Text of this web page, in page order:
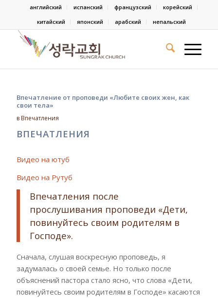
английский испанский французский
корейский
китайский
японский арабский непальский
Впечатление от проповеди «Любите своих жен, как
свои тела»
в Впечатления
ВПЕЧАТЛЕНИЯ
Видео на ютуб
Видео на Рутуб
Впечатления после
прослушивания проповеди «Дети,
повинуйтесь своим родителям в
Господе».
Сначала, слушая воскресную проповедь, я
задумалась о своей семье. Но только после
объяснений пастора стало ясно, что слова «Дети,
повинуйтесь своим родителям в Господе» касаются